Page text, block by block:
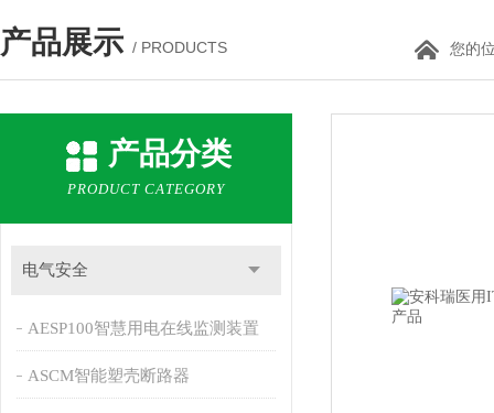
产品展示 / PRODUCTS 您的
产品分类
PRODUCT CATEGORY
电气安全
AESP100智慧用电在线监测装置
ASCM智能塑壳断路器